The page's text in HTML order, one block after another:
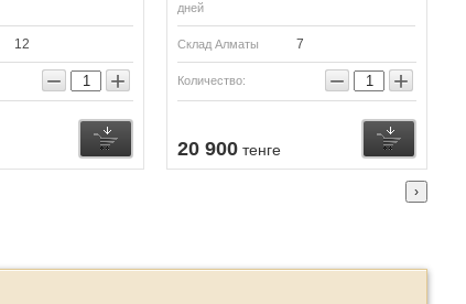
12
− +
дней
Склад Алматы 7
Количество: − +
20 900 тенге
Купить Купить
›